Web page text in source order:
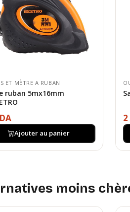
ET MÈTRE A RUBAN
ruban 5mx16mm
Ajouter au panier
moins